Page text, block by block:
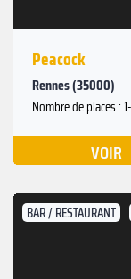
Peacock
Rennes (35000)
Nombre de places :
VOIR
BAR / RESTAURANT